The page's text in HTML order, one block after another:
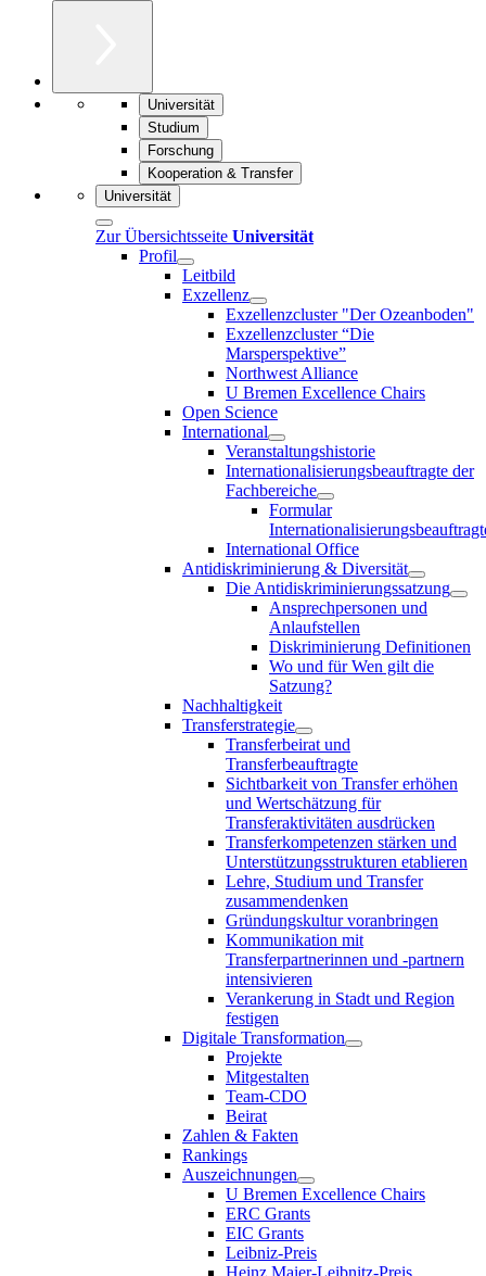
Universität
Studium
Forschung
Kooperation & Transfer
Universität
Zur Übersichtsseite Universität
Profil
Leitbild
Exzellenz
Exzellenzcluster "Der Ozeanboden"
Exzellenzcluster “Die
Marsperspektive”
Northwest Alliance
U Bremen Excellence Chairs
Open Science
International
Veranstaltungshistorie
Internationalisierungsbeauftragte der
Fachbereiche
Formular
International Office
Antidiskriminierung & Diversität
Die Antidiskriminierungssatzung
Ansprechpersonen und
Anlaufstellen
Diskriminierung Definitionen
Wo und für Wen gilt die
Satzung?
Nachhaltigkeit
Transferstrategie
Transferbeirat und
Transferbeauftragte
Sichtbarkeit von Transfer erhöhen
und Wertschätzung für
Transferaktivitäten ausdrücken
Transferkompetenzen stärken und
Unterstützungsstrukturen etablieren
Lehre, Studium und Transfer
zusammendenken
Gründungskultur voranbringen
Kommunikation mit
Transferpartnerinnen und -partnern
intensivieren
Verankerung in Stadt und Region
festigen
Digitale Transformation
Projekte
Mitgestalten
Team-CDO
Beirat
Zahlen & Fakten
Rankings
Auszeichnungen
U Bremen Excellence Chairs
ERC Grants
EIC Grants
Leibniz-Preis
Heinz Maier-Leibnitz-Preis